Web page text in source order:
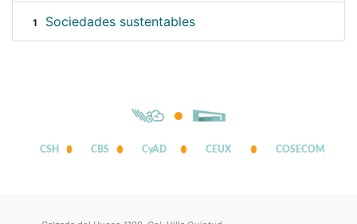
1 Sociedades sustentables
CSH CBS CyAD CEUX COSECOM